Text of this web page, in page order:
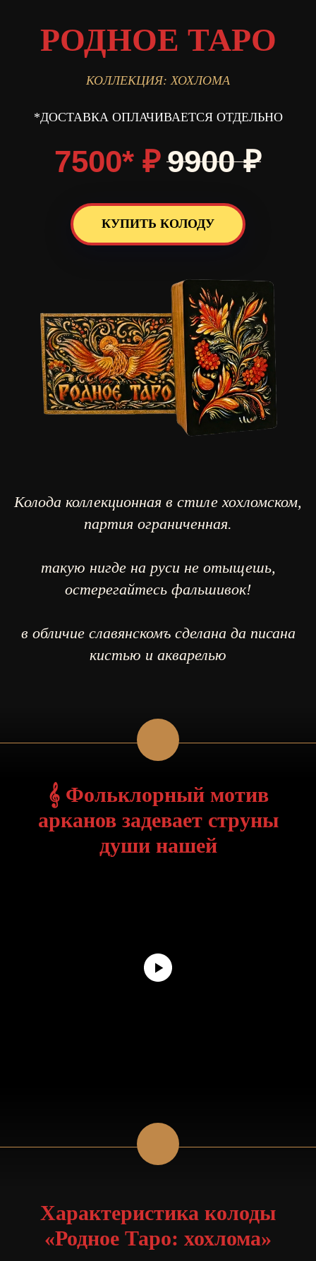
РОДНОЕ ТАРО
КОЛЛЕКЦИЯ: ХОХЛОМА
*ДОСТАВКА ОПЛАЧИВАЕТСЯ ОТДЕЛЬНО
7500* ₽9900 ₽
КУПИТЬ КОЛОДУ
Колода коллекционная в стиле хохломском,
партия ограниченная.
такую нигде на руси не отыщешь,
остерегайтесь фальшивок!
в обличие славянскомъ сделана да писана
кистью и акварелью
𝄞 Фольклорный мотив
арканов задевает струны
души нашей
Характеристика колоды
«Родное Таро: хохлома»